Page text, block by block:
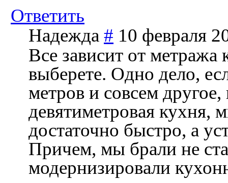
Ответить
Надежда # 10 февраля
Все зависит от
выберете. Одно дело,
метров и совсем
девятиметровая кухня,
достаточно быстро, а
Причем, мы брали не
модернизировали